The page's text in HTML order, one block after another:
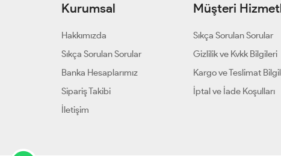
Kurumsal
Hakkımızda
Sıkça Sorulan Sorular
Banka Hesaplarımız
Sipariş Takibi
İletişim
Müşteri
Sıkça Sorulan Sorular
Gizlilik ve Kvkk Bilgileri
Kargo ve Teslimat
İptal ve İade Koşulları